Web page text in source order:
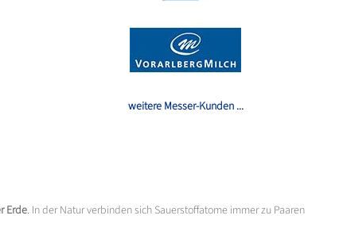
weitere Messer-Kunden ...
Erde. In der Natur verbinden sich Sauerstoffatome immer zu Paaren